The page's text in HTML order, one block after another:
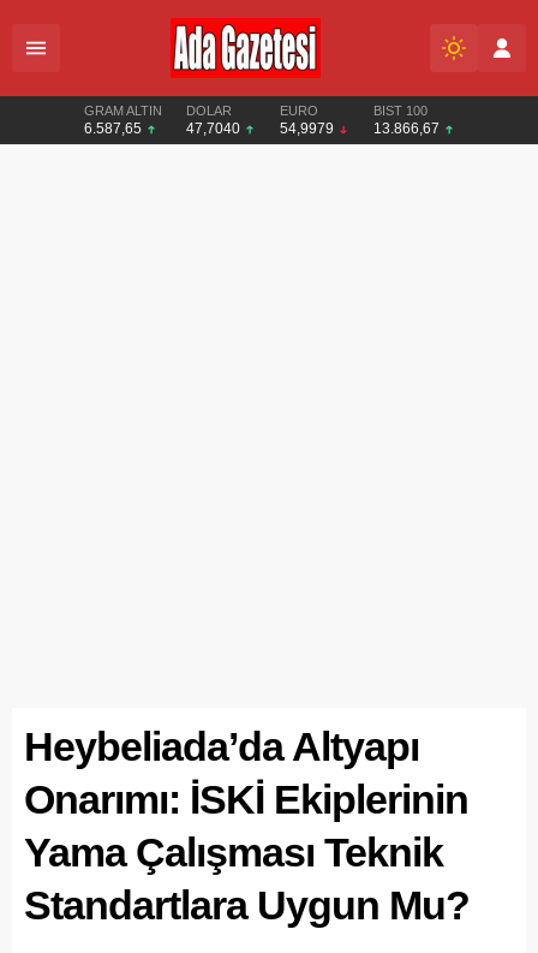
GRAM ALTIN
6.587,65
DOLAR
47,7040
EURO
54,9979
BIST 100
13.866,67
Heybeliada’da Altyapı
Onarımı: İSKİ Ekiplerinin
Yama Çalışması Teknik
Standartlara Uygun Mu?